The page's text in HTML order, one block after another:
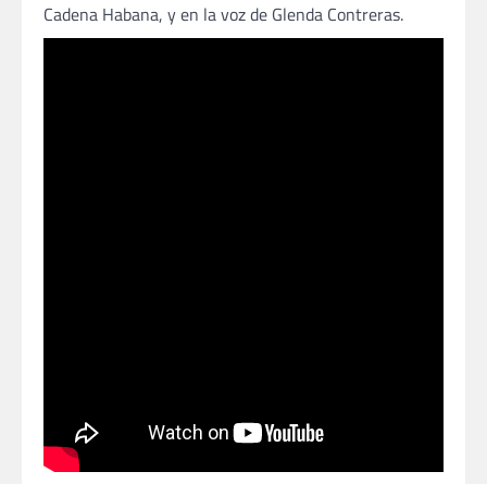
Cadena Habana, y en la voz de Glenda Contreras.